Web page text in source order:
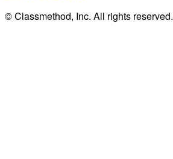
© Classmethod, Inc. All rights reserved.